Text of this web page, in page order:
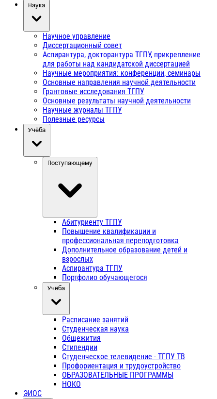
Наука
Научное управление
Диссертационный совет
Аспирантура, докторантура ТГПУ, прикрепление
для работы над кандидатской диссертацией
Научные мероприятия: конференции, семинары
Основные направления научной деятельности
Грантовые исследования ТГПУ
Основные результаты научной деятельности
Научные журналы ТГПУ
Полезные ресурсы
Учёба
Поступающему
Абитуриенту ТГПУ
Повышение квалификации и
профессиональная переподготовка
Дополнительное образование детей и
взрослых
Аспирантура ТГПУ
Портфолио обучающегося
Учёба
Расписание занятий
Студенческая наука
Общежития
Стипендии
Студенческое телевидение - ТГПУ ТВ
Профориентация и трудоустройство
ОБРАЗОВАТЕЛЬНЫЕ ПРОГРАММЫ
НОКО
ЭИОС